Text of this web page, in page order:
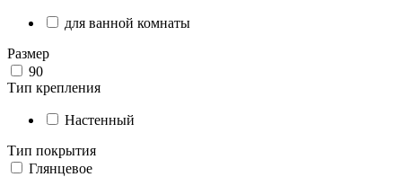
для ванной комнаты
Размер
90
Тип крепления
Настенный
Тип покрытия
Глянцевое